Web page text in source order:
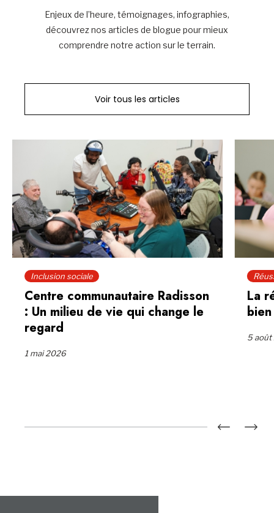
Enjeux de l’heure, témoignages, infographies,
découvrez nos articles de blogue pour mieux
comprendre notre action sur le terrain.
Voir tous les articles
Inclusion sociale
Centre communautaire Radisson
: Un milieu de vie qui change le
regard
1 mai 2026
La
5 août